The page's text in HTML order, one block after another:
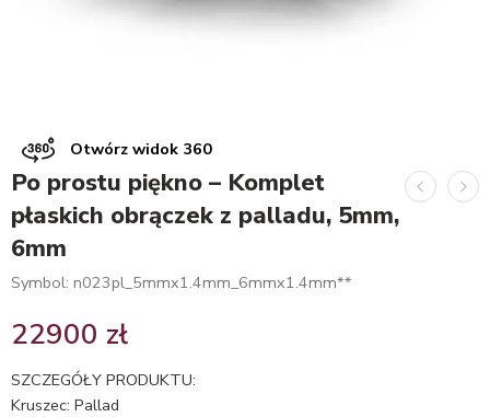
Otwórz widok 360
Po prostu piękno – Komplet
płaskich obrączek z palladu, 5mm,
6mm
Symbol: n023pl_5mmx1.4mm_6mmx1.4mm**
22900 zł
SZCZEGÓŁY PRODUKTU:
Kruszec: Pallad